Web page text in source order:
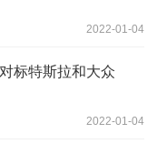
2022-01-04
标特斯拉和大众
2022-01-04